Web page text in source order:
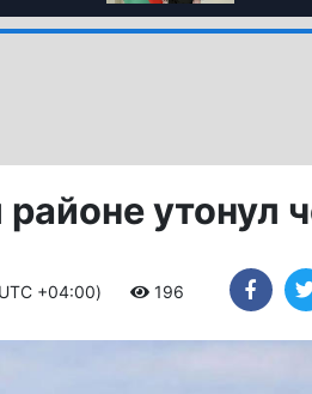
утонул
+04:00) 196